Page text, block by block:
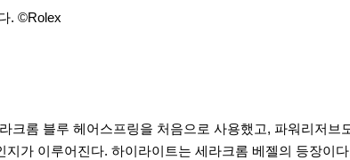
. ©Rolex
롬 블루 헤어스프링을 처음으로 사용했고, 파워리저브
가 이루어진다. 하이라이트는 세라크롬 베젤의 등장이